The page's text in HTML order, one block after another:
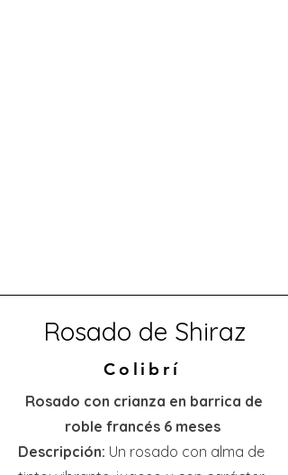
Rosado de Shiraz
Colibrí
Rosado con crianza en barrica de
roble francés 6 meses
Descripción: Un rosado con alma de